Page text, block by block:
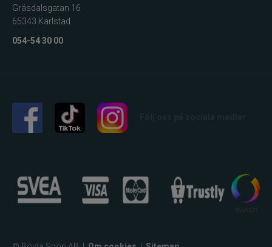
Gräsdalsgatan 16
65343 Karlstad
054-54 30 00